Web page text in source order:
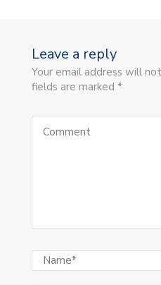
Leave a reply
Your email address will
fields are marked *